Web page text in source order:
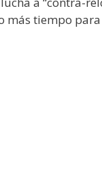
tiempo